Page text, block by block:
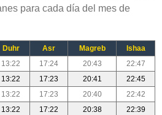
para cada día del mes de
Duhr Asr Magreb
Ishaa
13:22 17:24 20:43
22:47
13:22 17:23 20:41
22:45
13:22 17:23 20:40
22:42
13:22 17:22 20:38
22:39